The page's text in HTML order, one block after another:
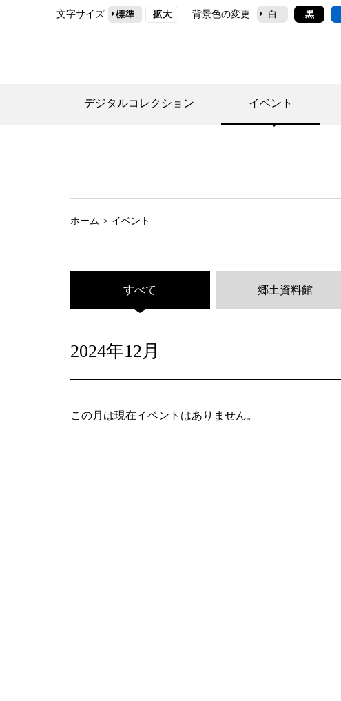
文字サイズ 標準 拡大 背景色の変更 白 黒
デジタルコレクション イベント
代官屋敷について
ホーム イベント
すべて 郷土資料館
2024年12月
この月は現在イベントはありません。